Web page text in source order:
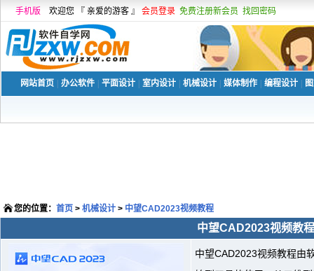
手机版 欢迎您 『 亲爱的游客 』 会员登录 免费注册新会员 找回密码
网站首页 办公软件 平面设计 室内设计 机械设计 媒体制作 编程设计
您的位置： 首页 > 机械设计 > 中望CAD2023视频教程
中望CAD2023视频教程
中望CAD2023视频教程由